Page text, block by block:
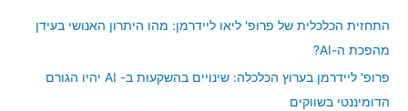
התחזית הכלכלית של פרופ' ליאו ליידרמן: מהו היתרון האנושי בעידן
מהפכת ה-AI?
פרופ' ליידרמן בערוץ הכלכלה: שינויים בהשקעות ב- AI יהיו הגורם
הדומיננטי בשווקים